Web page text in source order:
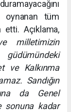
oynanan tüm
etti. Açıklama,
milletimizin
ve Kalkınma
Sandığın
da Genel
sonuna kadar